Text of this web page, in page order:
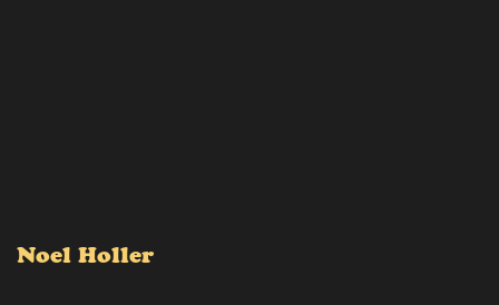
Noel Holler